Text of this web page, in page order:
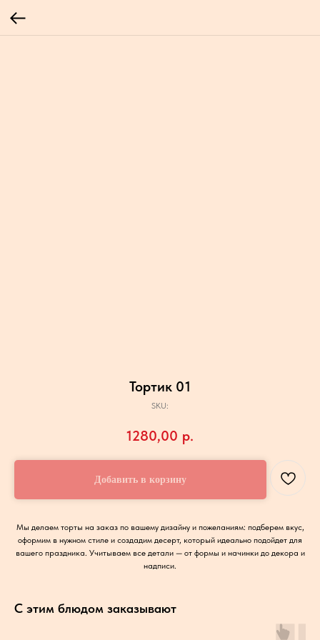
Тортик 01
SKU:
1280,00 р.
Добавить в корзину
Мы делаем торты на заказ по вашему дизайну и пожеланиям: подберем вкус,
оформим в нужном стиле и создадим десерт, который идеально подойдет для
вашего праздника. Учитываем все детали — от формы и начинки до декора и
надписи.
С этим блюдом заказывают